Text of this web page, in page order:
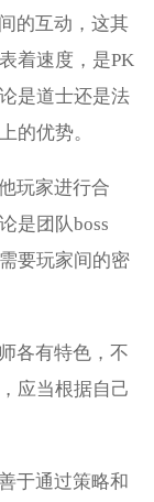
的互动，这其
着速度，是PK
是道士还是法
的优势。
玩家进行合
是团队boss
要玩家间的密
各有特色，不
应当根据自己
于通过策略和